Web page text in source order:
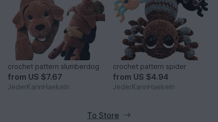
crochet pattern slumberdog
from US $7.67
JederKannHaekeln
crochet pattern spider
from US $4.94
JederKannHaekeln
To Store